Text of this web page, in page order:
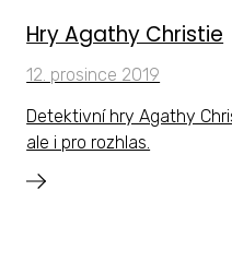
Hry Agathy Christie
12. prosince 2019
Detektivní hry Agathy
ale i pro rozhlas.